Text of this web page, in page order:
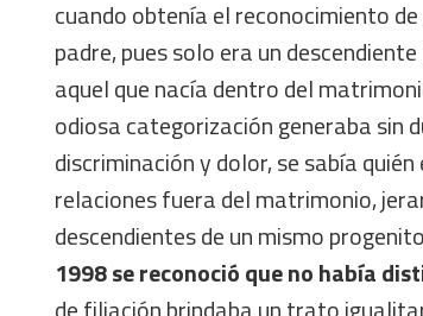
cuando obtenía el reconocimiento
padre, pues solo era un
aquel que nacía dentro del
odiosa categorización generaba sin
discriminación y dolor, se sabía
relaciones fuera del matrimonio,
descendientes de un mismo
1998 se reconoció que no había